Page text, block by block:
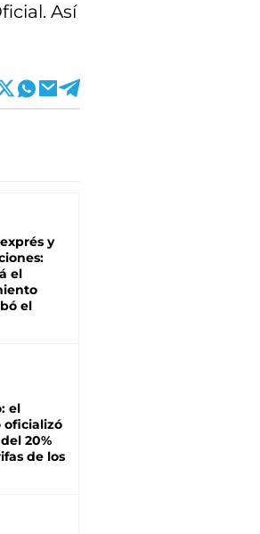
Así
y
el
el
el
oficializó
20%
de los